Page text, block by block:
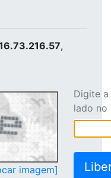
,
imagem]
Digite
lado no